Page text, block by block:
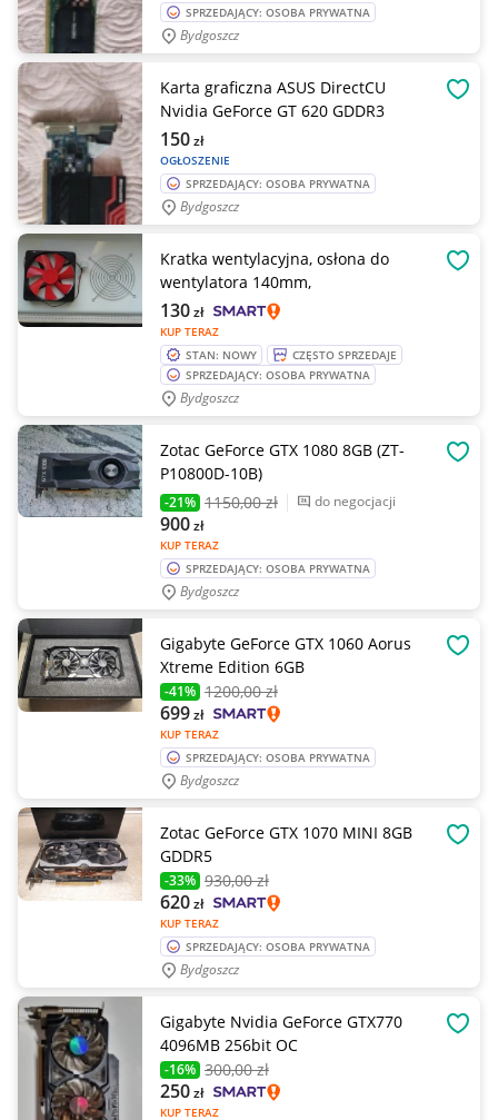
SPRZEDAJĄCY: OSOBA PRYWATNA
Bydgoszcz
Karta graficzna ASUS DirectCU
Nvidia GeForce GT 620 GDDR3
OGŁOSZENIE
150zł
SPRZEDAJĄCY: OSOBA PRYWATNA
Bydgoszcz
Kratka wentylacyjna, osłona do
wentylatora 140mm,
KUP TERAZ
130zł
STAN: NOWY
CZĘSTO SPRZEDAJE
SPRZEDAJĄCY: OSOBA PRYWATNA
Bydgoszcz
Zotac GeForce GTX 1080 8GB (ZT-
P10800D-10B)
-21% 1150,00 zł do negocjacji
KUP TERAZ
900zł
SPRZEDAJĄCY: OSOBA PRYWATNA
Bydgoszcz
Gigabyte GeForce GTX 1060 Aorus
Xtreme Edition 6GB
-41% 1200,00 zł
KUP TERAZ
699zł
SPRZEDAJĄCY: OSOBA PRYWATNA
Bydgoszcz
Zotac GeForce GTX 1070 MINI 8GB
GDDR5
-33% 930,00 zł
KUP TERAZ
620zł
SPRZEDAJĄCY: OSOBA PRYWATNA
Bydgoszcz
Gigabyte Nvidia GeForce GTX770
4096MB 256bit OC
-16% 300,00 zł
KUP TERAZ
250zł